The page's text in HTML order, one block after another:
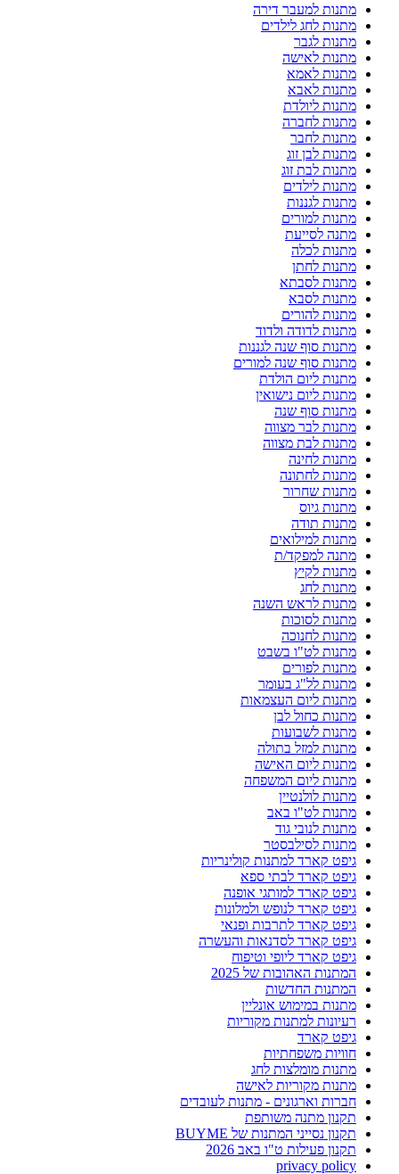
מתנות למעבר דירה
מתנות לחג לילדים
מתנות לגבר
מתנות לאישה
מתנות לאמא
מתנות לאבא
מתנות ליולדת
מתנות לחברה
מתנות לחבר
מתנות לבן זוג
מתנות לבת זוג
מתנות לילדים
מתנות לגננות
מתנות למורים
מתנה לסייעת
מתנות לכלה
מתנות לחתן
מתנות לסבתא
מתנות לסבא
מתנות להורים
מתנות לדודה ולדוד
מתנות סוף שנה לגננות
מתנות סוף שנה למורים
מתנות ליום הולדת
מתנות ליום נישואין
מתנות סוף שנה
מתנות לבר מצווה
מתנות לבת מצווה
מתנות לחינה
מתנות לחתונה
מתנות שחרור
מתנות גיוס
מתנות תודה
מתנות למילואים
מתנה למפקד/ת
מתנות לקיץ
מתנות לחג
מתנות לראש השנה
מתנות לסוכות
מתנות לחנוכה
מתנות לט"ו בשבט
מתנות לפורים
מתנות לל"ג בעומר
מתנות ליום העצמאות
מתנות כחול לבן
מתנות לשבועות
מתנות למזל בתולה
מתנות ליום האישה
מתנות ליום המשפחה
מתנות לולנטיין
מתנות לט"ו באב
מתנות לנובי גוד
מתנות לסילבסטר
גיפט קארד למתנות קולינריות
גיפט קארד לבתי ספא
גיפט קארד למותגי אופנה
גיפט קארד לנופש ולמלונות
גיפט קארד לתרבות ופנאי
גיפט קארד לסדנאות והעשרה
גיפט קארד ליופי וטיפוח
המתנות האהובות של 2025
המתנות החדשות
מתנות במימוש אונליין
רעיונות למתנות מקוריות
גיפט קארד
חוויות משפחתיות
מתנות מומלצות לחג
מתנות מקוריות לאישה
חברות וארגונים - מתנות לעובדים
תקנון מתנה משותפת
תקנון נסייני המתנות של BUYME
תקנון פעילות ט"ו באב 2026
privacy policy